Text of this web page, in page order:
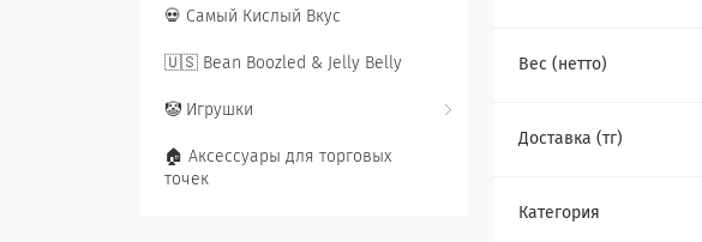
Вес (нетто)
Доставка (тг)
Категория
💀 Самый Кислый Вкус
🇺🇸 Bean Boozled & Jelly Belly
🤡 Игрушки
🏠 Аксессуары для торговых
точек